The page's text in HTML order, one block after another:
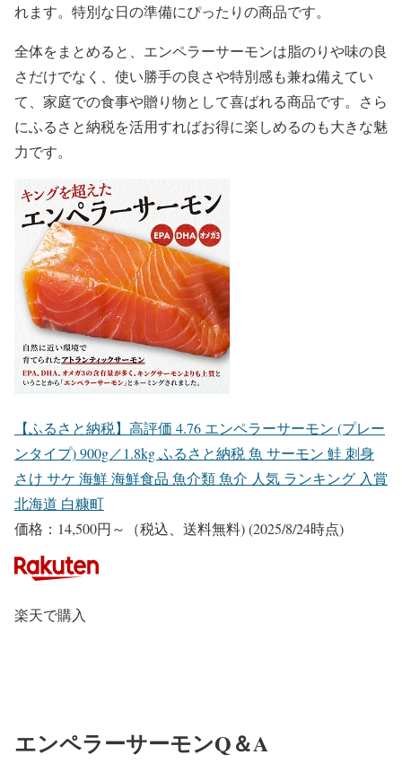
れます。特別な日の準備にぴったりの商品です。
全体をまとめると、エンペラーサーモンは脂のりや味の良
さだけでなく、使い勝手の良さや特別感も兼ね備えてい
て、家庭での食事や贈り物として喜ばれる商品です。さら
にふるさと納税を活用すればお得に楽しめるのも大きな魅
力です。
【ふるさと納税】高評価 4.76 エンペラーサーモン (プレー
ンタイプ) 900g／1.8kg ふるさと納税 魚 サーモン 鮭 刺身
さけ サケ 海鮮 海鮮食品 魚介類 魚介 人気 ランキング 入賞
北海道 白糠町
価格：14,500円～（税込、送料無料)(2025/8/24時点)
楽天で購入
エンペラーサーモンQ＆A